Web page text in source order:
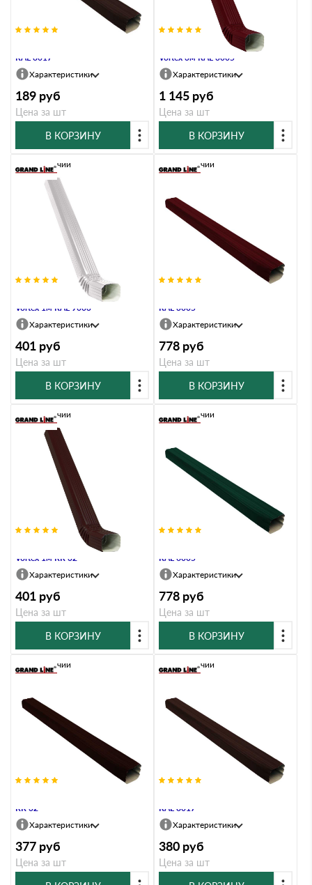
RAL 8017
Характеристики
189 руб
Цена за шт
В КОРЗИНУ
Труба прямоугольная с коленом
Vortex 3м RAL 3005
Характеристики
1 145 руб
Цена за шт
В КОРЗИНУ
Труба прямоугольная с коленом
Vortex 1м RAL 9003
В наличии
Характеристики
401 руб
Цена за шт
В КОРЗИНУ
RAL 3005
В наличии
Характеристики
778 руб
Цена за шт
В КОРЗИНУ
Труба прямоугольная с коленом
Vortex 1м RR 32
В наличии
Характеристики
401 руб
Цена за шт
В КОРЗИНУ
RAL 6005
В наличии
Характеристики
778 руб
Цена за шт
В КОРЗИНУ
RR 32
В наличии
Характеристики
377 руб
Цена за шт
RAL 8017
В наличии
Характеристики
380 руб
Цена за шт